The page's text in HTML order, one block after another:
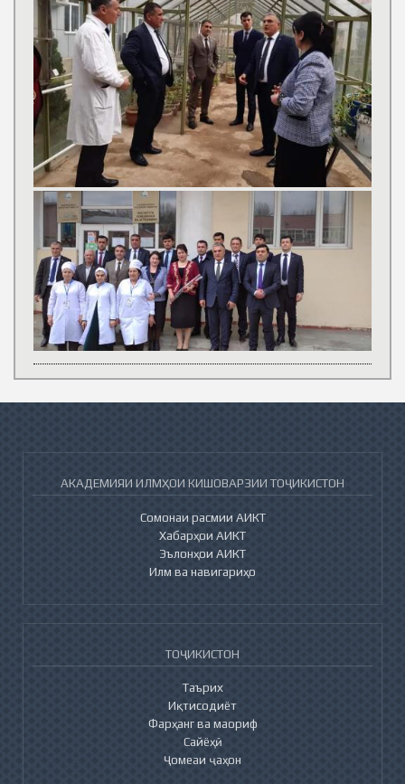
АКАДЕМИЯИ ИЛМҲОИ КИШОВАРЗИИ ТОҶИКИСТОН
Сомонаи расмии АИКТ
Хабарҳои АИКТ
Эълонҳои АИКТ
Илм ва навигариҳо
ТОҶИКИСТОН
Таърих
Иқтисодиёт
Фарҳанг ва маориф
Сайёҳӣ
Ҷомеаи ҷаҳон